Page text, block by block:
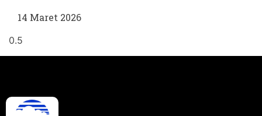
14 Maret 2026